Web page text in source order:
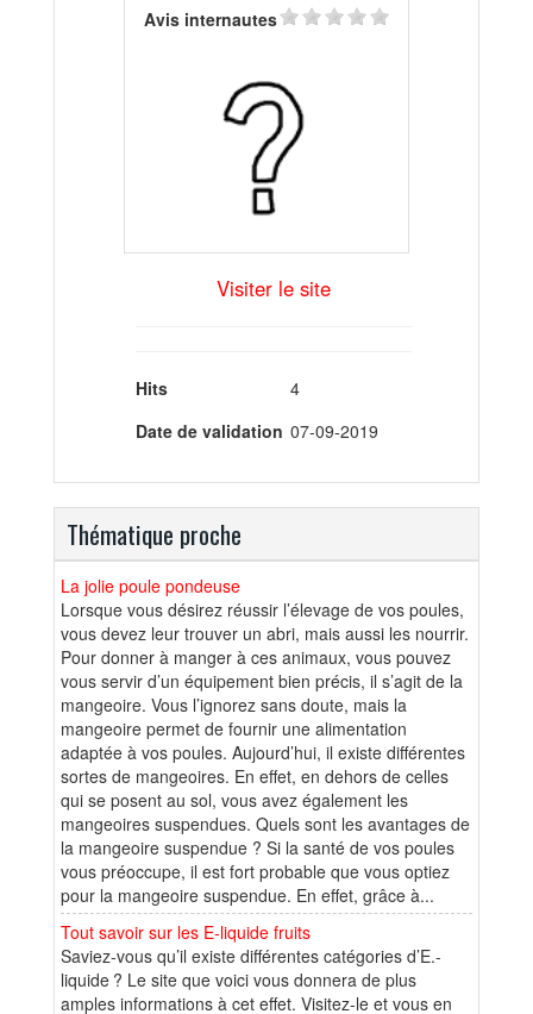
Avis internautes
Visiter le site
Hits
4
Date de validation 07-09-2019
Thématique proche
La jolie poule pondeuse
Lorsque vous désirez réussir l’élevage de vos poules,
vous devez leur trouver un abri, mais aussi les nourrir.
Pour donner à manger à ces animaux, vous pouvez
vous servir d’un équipement bien précis, il s’agit de la
mangeoire. Vous l’ignorez sans doute, mais la
mangeoire permet de fournir une alimentation
adaptée à vos poules. Aujourd’hui, il existe différentes
sortes de mangeoires. En effet, en dehors de celles
qui se posent au sol, vous avez également les
mangeoires suspendues. Quels sont les avantages de
la mangeoire suspendue ? Si la santé de vos poules
vous préoccupe, il est fort probable que vous optiez
pour la mangeoire suspendue. En effet, grâce à...
Tout savoir sur les E-liquide fruits
Saviez-vous qu’il existe différentes catégories d’E.-
liquide ? Le site que voici vous donnera de plus
amples informations à cet effet. Visitez-le et vous en